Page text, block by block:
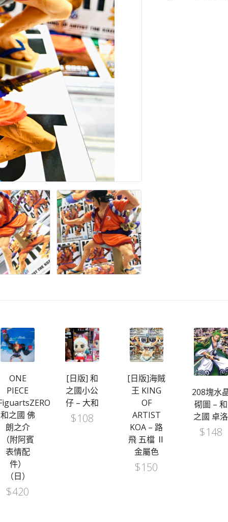
ONE
PIECE
和之國 佛
朗之介
（附阿賓
表情配
件）
（日）
$420
[日版] 和
之國小公
仔 – 大和
$108
[日版]海賊
王 KING
OF
ARTIST
KOA – 路
飛 五檔 Ⅱ
金屬色
$150
208塊水
砌圖 – 和
之國 卓洛
$148